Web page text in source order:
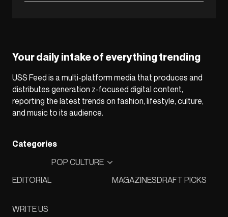
Your daily intake of everything trending
USS Feed is a multi-platform media that produces and
distributes generation z-focused digital content,
reporting the latest trends on fashion, lifestyle, culture,
and music to its audience.
Categories
EDITORIAL
POP CULTURE
MAGAZINESDRAFT PICKS
WRITE US